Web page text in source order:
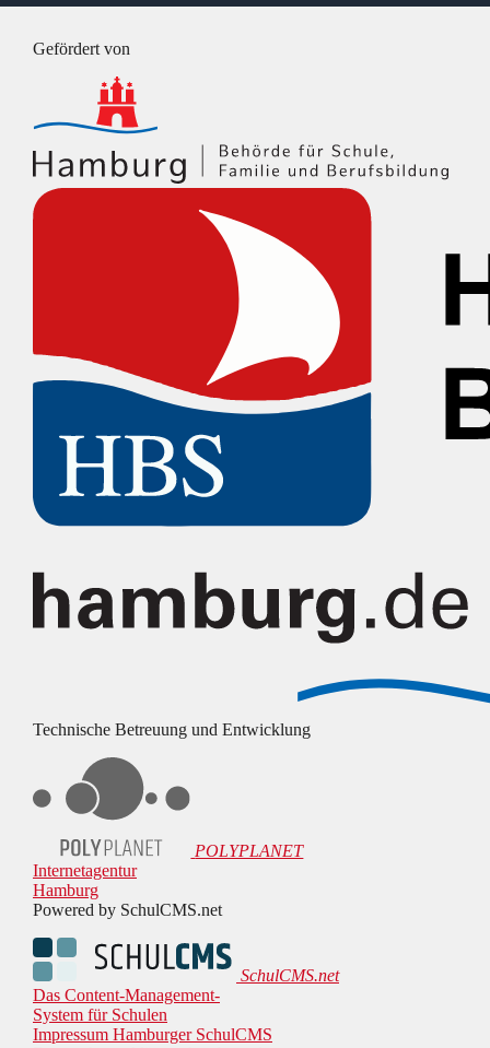
Gefördert von
Technische Betreuung und Entwicklung
POLYPLANET
Internetagentur
Hamburg
Powered by SchulCMS.net
SchulCMS.net
Das Content-Management-
System für Schulen
Impressum Hamburger SchulCMS